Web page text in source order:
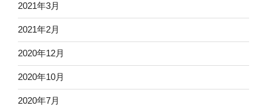
2021年3月
2021年2月
2020年12月
2020年10月
2020年7月